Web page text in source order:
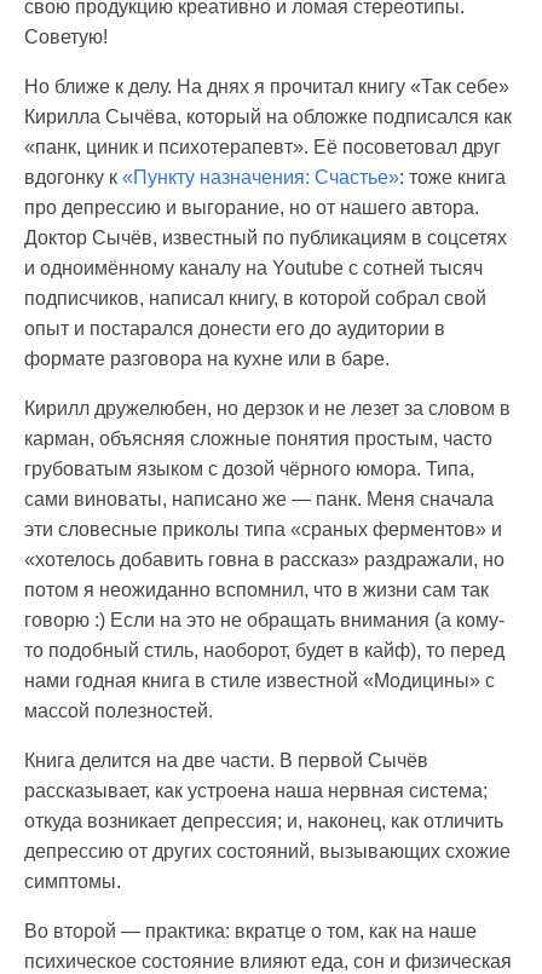
свою продукцию креативно и ломая стереотипы.
Советую!
Но ближе к делу. На днях я прочитал книгу «Так себе»
Кирилла Сычёва, который на обложке подписался как
«панк, циник и психотерапевт». Её посоветовал друг
вдогонку к «Пункту назначения: Счастье»: тоже книга
про депрессию и выгорание, но от нашего автора.
Доктор Сычёв, известный по публикациям в соцсетях
и одноимённому каналу на Youtube с сотней тысяч
подписчиков, написал книгу, в которой собрал свой
опыт и постарался донести его до аудитории в
формате разговора на кухне или в баре.
Кирилл дружелюбен, но дерзок и не лезет за словом в
карман, объясняя сложные понятия простым, часто
грубоватым языком с дозой чёрного юмора. Типа,
сами виноваты, написано же — панк. Меня сначала
эти словесные приколы типа «сраных ферментов» и
«хотелось добавить говна в рассказ» раздражали, но
потом я неожиданно вспомнил, что в жизни сам так
говорю :) Если на это не обращать внимания (а кому-
то подобный стиль, наоборот, будет в кайф), то перед
нами годная книга в стиле известной «Модицины» с
массой полезностей.
Книга делится на две части. В первой Сычёв
рассказывает, как устроена наша нервная система;
откуда возникает депрессия; и, наконец, как отличить
депрессию от других состояний, вызывающих схожие
симптомы.
Во второй — практика: вкратце о том, как на наше
психическое состояние влияют еда, сон и физическая